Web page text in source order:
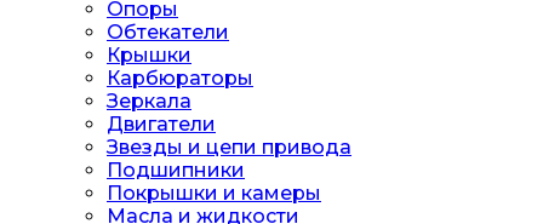
Опоры
Обтекатели
Крышки
Карбюраторы
Зеркала
Двигатели
Звезды и цепи привода
Подшипники
Покрышки и камеры
Масла и жидкости